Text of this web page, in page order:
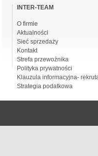
nawigacjeINTER-TEAM
O firmie
Aktualności
Sieć sprzedaży
Kontakt
Strefa przewoźnika
Polityka prywatności
Klauzula informacyjna-
Strategia podatkowa